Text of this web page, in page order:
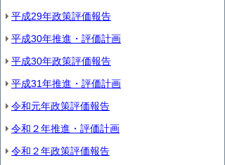
平成29年政策評価報告
平成30年推進・評価計画
平成30年政策評価報告
平成31年推進・評価計画
令和元年政策評価報告
令和２年推進・評価計画
令和２年政策評価報告